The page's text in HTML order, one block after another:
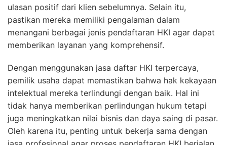
ulasan positif dari klien sebelumnya. Selain itu,
pastikan mereka memiliki pengalaman dalam
menangani berbagai jenis pendaftaran HKI agar dapat
memberikan layanan yang komprehensif.
Dengan menggunakan jasa daftar HKI terpercaya,
pemilik usaha dapat memastikan bahwa hak kekayaan
intelektual mereka terlindungi dengan baik. Hal ini
tidak hanya memberikan perlindungan hukum tetapi
juga meningkatkan nilai bisnis dan daya saing di pasar.
Oleh karena itu, penting untuk bekerja sama dengan